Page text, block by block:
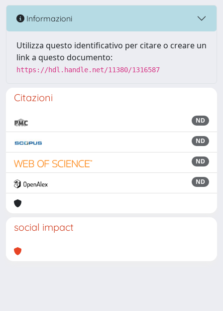
Informazioni
Utilizza questo identificativo per citare o creare un
link a questo documento:
https://hdl.handle.net/11380/1316587
Citazioni
ND
ND
ND
ND
social impact